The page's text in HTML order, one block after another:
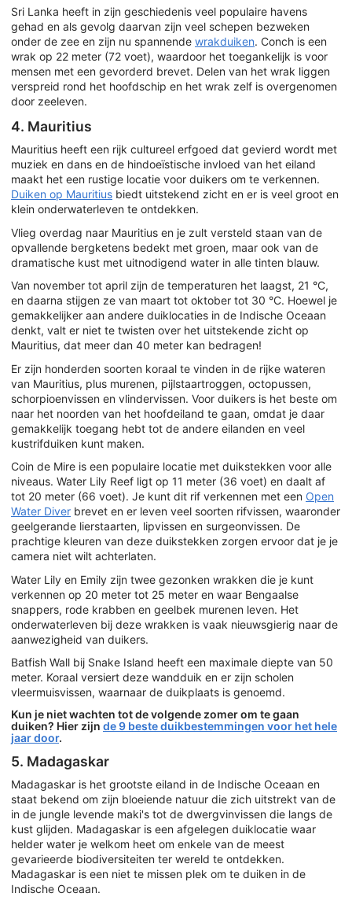
Sri Lanka heeft in zijn geschiedenis veel populaire havens
gehad en als gevolg daarvan zijn veel schepen bezweken
onder de zee en zijn nu spannende wrakduiken. Conch is een
wrak op 22 meter (72 voet), waardoor het toegankelijk is voor
mensen met een gevorderd brevet. Delen van het wrak liggen
verspreid rond het hoofdschip en het wrak zelf is overgenomen
door zeeleven.
4. Mauritius
Mauritius heeft een rijk cultureel erfgoed dat gevierd wordt met
muziek en dans en de hindoeïstische invloed van het eiland
maakt het een rustige locatie voor duikers om te verkennen.
Duiken op Mauritius biedt uitstekend zicht en er is veel groot en
klein onderwaterleven te ontdekken.
Vlieg overdag naar Mauritius en je zult versteld staan van de
opvallende bergketens bedekt met groen, maar ook van de
dramatische kust met uitnodigend water in alle tinten blauw.
Van november tot april zijn de temperaturen het laagst, 21 °C,
en daarna stijgen ze van maart tot oktober tot 30 °C. Hoewel je
gemakkelijker aan andere duiklocaties in de Indische Oceaan
denkt, valt er niet te twisten over het uitstekende zicht op
Mauritius, dat meer dan 40 meter kan bedragen!
Er zijn honderden soorten koraal te vinden in de rijke wateren
van Mauritius, plus murenen, pijlstaartroggen, octopussen,
schorpioenvissen en vlindervissen. Voor duikers is het beste om
naar het noorden van het hoofdeiland te gaan, omdat je daar
gemakkelijk toegang hebt tot de andere eilanden en veel
kustrifduiken kunt maken.
Coin de Mire is een populaire locatie met duikstekken voor alle
niveaus. Water Lily Reef ligt op 11 meter (36 voet) en daalt af
tot 20 meter (66 voet). Je kunt dit rif verkennen met een Open
Water Diver brevet en er leven veel soorten rifvissen, waaronder
geelgerande lierstaarten, lipvissen en surgeonvissen. De
prachtige kleuren van deze duikstekken zorgen ervoor dat je je
camera niet wilt achterlaten.
Water Lily en Emily zijn twee gezonken wrakken die je kunt
verkennen op 20 meter tot 25 meter en waar Bengaalse
snappers, rode krabben en geelbek murenen leven. Het
onderwaterleven bij deze wrakken is vaak nieuwsgierig naar de
aanwezigheid van duikers.
Batfish Wall bij Snake Island heeft een maximale diepte van 50
meter. Koraal versiert deze wandduik en er zijn scholen
vleermuisvissen, waarnaar de duikplaats is genoemd.
Kun je niet wachten tot de volgende zomer om te gaan
duiken? Hier zijn de 9 beste duikbestemmingen voor het hele
jaar door.
5. Madagaskar
Madagaskar is het grootste eiland in de Indische Oceaan en
staat bekend om zijn bloeiende natuur die zich uitstrekt van de
in de jungle levende maki's tot de dwergvinvissen die langs de
kust glijden. Madagaskar is een afgelegen duiklocatie waar
helder water je welkom heet om enkele van de meest
gevarieerde biodiversiteiten ter wereld te ontdekken.
Madagaskar is een niet te missen plek om te duiken in de
Indische Oceaan.